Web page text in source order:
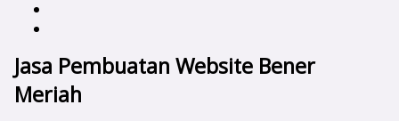
Jasa Pembuatan Website Bener
Meriah